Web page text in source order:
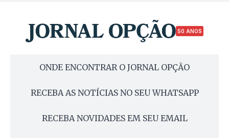
50 ANOS
ONDE ENCONTRAR O JORNAL OPÇÃO
RECEBA AS NOTÍCIAS NO SEU WHATSAPP
RECEBA NOVIDADES EM SEU EMAIL